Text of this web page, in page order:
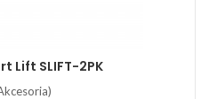
Lift SLIFT-2PK